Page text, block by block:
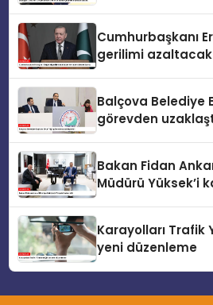
Cumhurbaşkanı
gerilimi azaltacak
Balçova Belediye
görevden
Bakan Fidan
Müdürü Yüksek’i
Karayolları Trafik
yeni düzenleme